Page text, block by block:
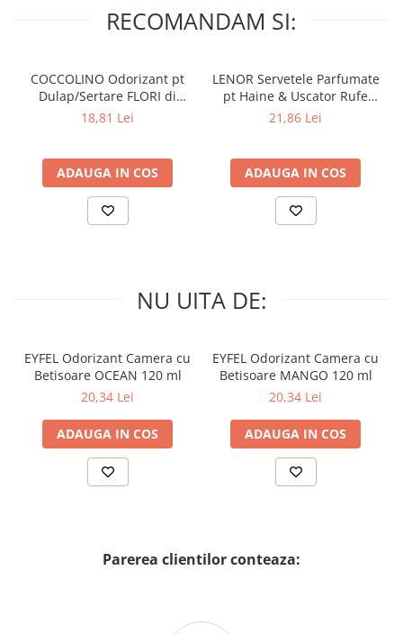
RECOMANDAM SI:
COCCOLINO Odorizant pt
Dulap/Sertare FLORI di
PRIMAVERA 3 buc
18,81 Lei
ADAUGA IN COS
LENOR Servetele Parfumate
pt Haine & Uscator Rufe
SPRING AWAKENING 34 buc
21,86 Lei
ADAUGA IN COS
NU UITA DE:
EYFEL Odorizant Camera cu
Betisoare OCEAN 120 ml
20,34 Lei
ADAUGA IN COS
EYFEL Odorizant Camera cu
Betisoare MANGO 120 ml
20,34 Lei
ADAUGA IN COS
Parerea clientilor conteaza: